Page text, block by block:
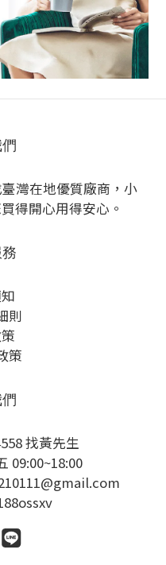
灣在地優質廠商，小
得開心用得安心。
則
策
找黃先生
09:00~18:00